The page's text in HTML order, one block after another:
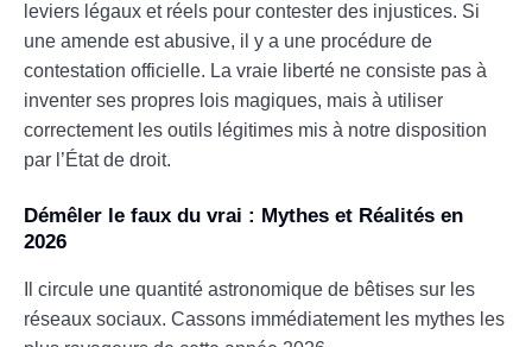
leviers légaux et réels pour contester des injustices. Si
une amende est abusive, il y a une procédure de
contestation officielle. La vraie liberté ne consiste pas à
inventer ses propres lois magiques, mais à utiliser
correctement les outils légitimes mis à notre disposition
par l’État de droit.
Démêler le faux du vrai : Mythes et Réalités en
2026
Il circule une quantité astronomique de bêtises sur les
réseaux sociaux. Cassons immédiatement les mythes les